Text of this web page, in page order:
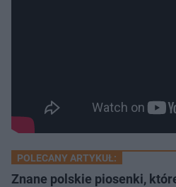
POLECANY ARTYKUŁ:
Znane polskie piosenki,